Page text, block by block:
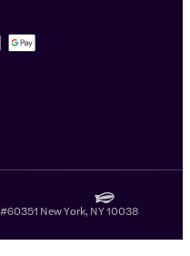
New York, NY 10038